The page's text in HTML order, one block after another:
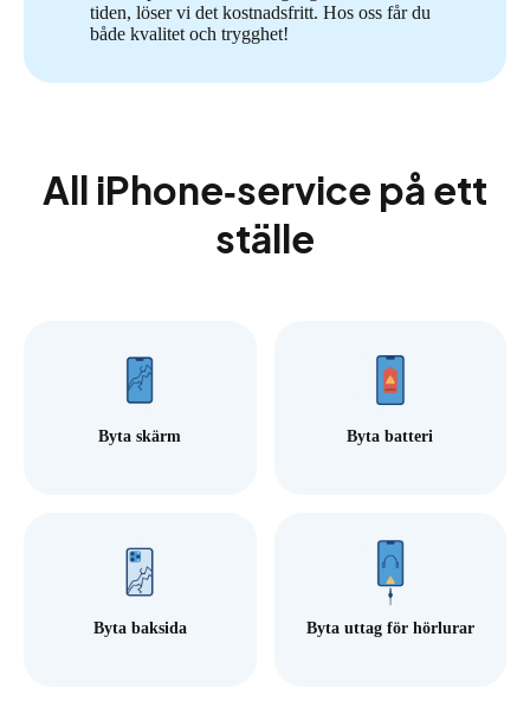
tiden, löser vi det kostnadsfritt. Hos oss får du
både kvalitet och trygghet!
All iPhone‑service på ett
ställe
Byta skärm Byta batteri
Byta baksida Byta uttag för hörlurar